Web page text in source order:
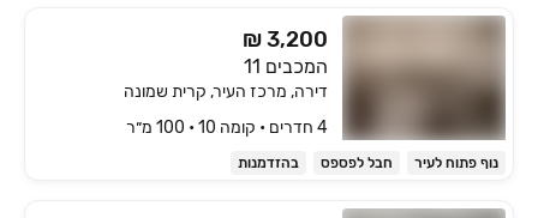
₪ 3,200
המכבים 11
דירה, מרכז העיר, קרית שמונה
4 חדרים • קומה ‎10‏ • 100 מ״ר
נוף פתוח לעיר חבל לפספס בהזדמנות